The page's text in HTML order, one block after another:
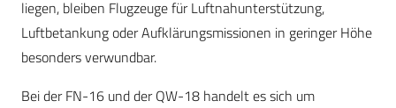
liegen, bleiben Flugzeuge für Luftnahunterstützung,
Luftbetankung oder Aufklärungsmissionen in geringer Höhe
besonders verwundbar.
Bei der FN-16 und der QW-18 handelt es sich um